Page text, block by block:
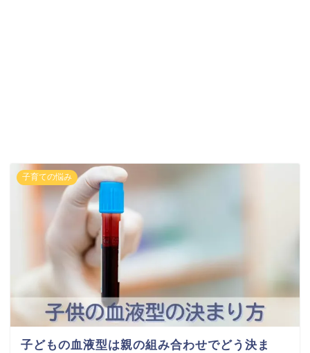
子育ての悩み
子どもの血液型は親の組み合わせでどう決ま